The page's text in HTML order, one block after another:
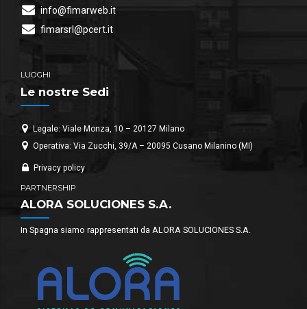
info@fimarweb.it
fimarsrl@pcert.it
LUOGHI
Le nostre Sedi
Legale: Viale Monza, 10 – 20127 Milano
Operativa: Via Zucchi, 39/A – 20095 Cusano Milanino (MI)
Privacy policy
PARTNERSHIP
ALORA SOLUCIONES S.A.
In Spagna siamo rappresentati da ALORA SOLUCIONES S.A.